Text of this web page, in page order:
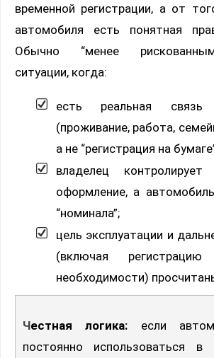
временной регистрации, а от
автомобиля есть понятная
Обычно “менее
ситуации, когда:
есть реальная связь
(проживание, работа,
а не “регистрация на
владелец
оформление, а
“номинала”;
цель эксплуатации и
(включая
необходимости)
Честная логика: если
постоянно использоваться в